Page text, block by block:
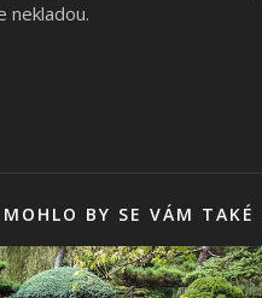
nekladou.
MOHLO BY SE VÁM TAKÉ